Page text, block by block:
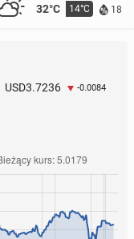
32°C 14°C 18
USD3.7236 -0.0084